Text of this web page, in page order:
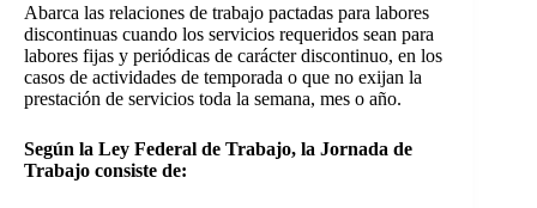
Abarca las relaciones de trabajo pactadas para labores
discontinuas cuando los servicios requeridos sean para
labores fijas y periódicas de carácter discontinuo, en los
casos de actividades de temporada o que no exijan la
prestación de servicios toda la semana, mes o año.
Según la Ley Federal de Trabajo, la Jornada de
Trabajo consiste de: